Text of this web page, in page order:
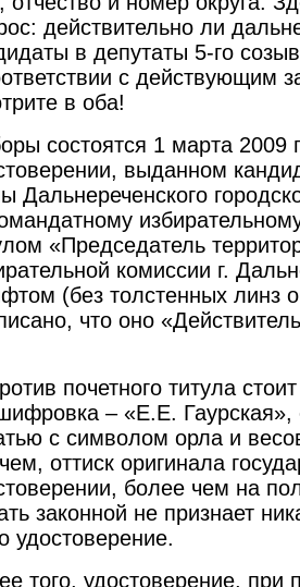
действительно ли
в депутаты 5-го
с действующим
в оба!
состоятся 1 марта 2009
выданном
Дальнереченского
«Председатель
комиссии г.
(без толстенных линз
что оно
почетного титула
– «Е.Е. Гаурская»,
с символом орла и
оттиск оригинала
более чем на
законной не признает
удостоверение.
того, удостоверение, при